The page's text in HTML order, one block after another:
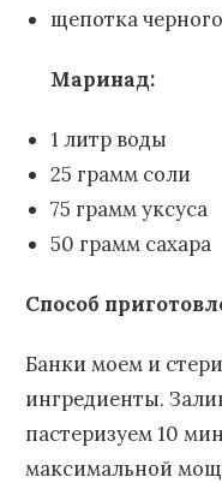
щепотка
Маринад:
1 литр воды
25 грамм соли
75 грамм уксуса
50 грамм сахара
Способ
Банки моем и
ингредиенты.
пастеризуем 10
максимальной